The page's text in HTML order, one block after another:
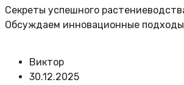
Секреты успешного
Обсуждаем инновационные
Виктор
30.12.2025